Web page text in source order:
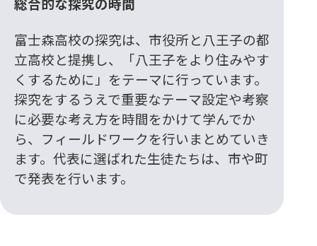
富士森高校の探究は、市役所と八王子の都
立高校と提携し、「八王子をより住みやす
くするために」をテーマに行っています。
探究をするうえで重要なテーマ設定や考察
に必要な考え方を時間をかけて学んでか
ら、フィールドワークを行いまとめていき
ます。代表に選ばれた生徒たちは、市や町
で発表を行います。